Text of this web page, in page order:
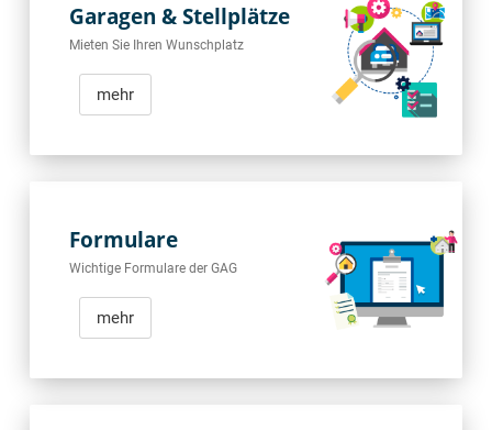
Garagen & Stellplätze
Mieten Sie Ihren Wunschplatz
mehr
Formulare
Wichtige Formulare der GAG
mehr